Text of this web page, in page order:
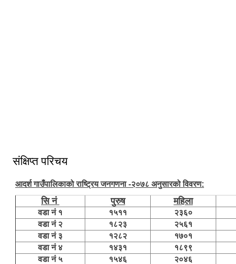
संक्षिप्त परिचय
आदर्श गाउँपालिकाको राष्ट्रिय जनगणना -२०७८ अनुसारको विवरण:
सि नं पुरुष महिला
वडा नं १ १५११ २३६०
वडा नं २
१८२३ २५६१
वडा नं ३
१२८२ १७०१
वडा नं ४
१४३१ १८९९
वडा नं ५
१५४६ २०४६